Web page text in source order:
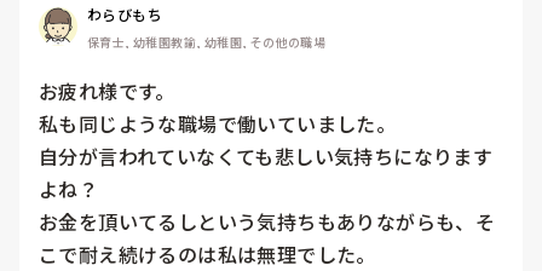
わらびもち
保育士, 幼稚園教諭, 幼稚園, その他の職場
お疲れ様です。
私も同じような職場で働いていました。
自分が言われていなくても悲しい気持ちになります
よね？
お金を頂いてるしという気持ちもありながらも、そ
こで耐え続けるのは私は無理でした。